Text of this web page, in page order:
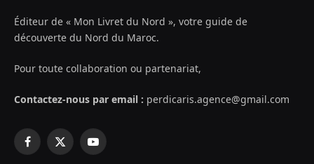
Éditeur de « Mon Livret du Nord », votre guide de
découverte du Nord du Maroc.
Pour toute collaboration ou partenariat,
Contactez-nous par email : perdicaris.agence@gmail.com
Facebook
X
YouTube